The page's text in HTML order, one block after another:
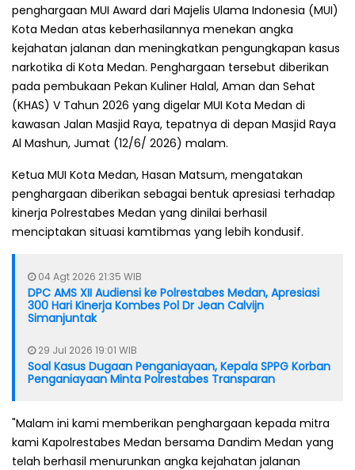
penghargaan MUI Award dari Majelis Ulama Indonesia (MUI)
Kota Medan atas keberhasilannya menekan angka
kejahatan jalanan dan meningkatkan pengungkapan kasus
narkotika di Kota Medan. Penghargaan tersebut diberikan
pada pembukaan Pekan Kuliner Halal, Aman dan Sehat
(KHAS) V Tahun 2026 yang digelar MUI Kota Medan di
kawasan Jalan Masjid Raya, tepatnya di depan Masjid Raya
Al Mashun, Jumat (12/6/ 2026) malam.
Ketua MUI Kota Medan, Hasan Matsum, mengatakan
penghargaan diberikan sebagai bentuk apresiasi terhadap
kinerja Polrestabes Medan yang dinilai berhasil
menciptakan situasi kamtibmas yang lebih kondusif.
04 Agt 2026 21:35 WIB
DPC AMS XII Audiensi ke Polrestabes Medan, Apresiasi
300 Hari Kinerja Kombes Pol Dr Jean Calvijn
Simanjuntak
29 Jul 2026 19:01 WIB
Soal Kasus Dugaan Penganiayaan, Kepala SPPG Korban
Penganiayaan Minta Polrestabes Transparan
"Malam ini kami memberikan penghargaan kepada mitra
kami Kapolrestabes Medan bersama Dandim Medan yang
telah berhasil menurunkan angka kejahatan jalanan